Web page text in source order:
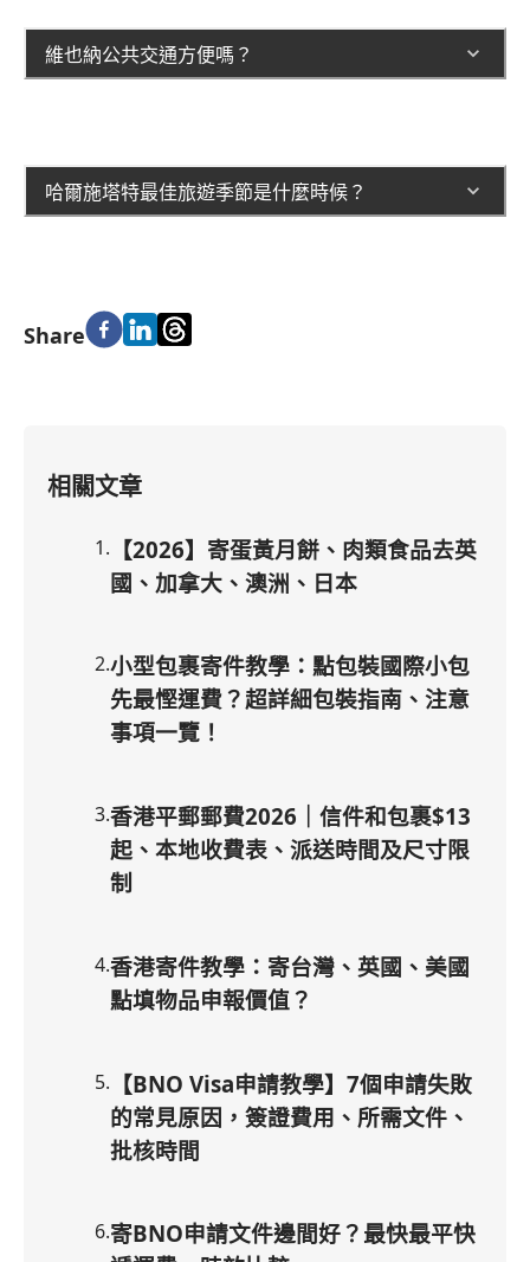
維也納公共交通方便嗎？
哈爾施塔特最佳旅遊季節是什麼時候？
Share
相關文章
1. 【2026】寄蛋黃月餅、肉類食品去英
國、加拿大、澳洲、日本
2.小型包裹寄件教學：點包裝國際小包
先最慳運費？超詳細包裝指南、注意
事項一覽！
3.香港平郵郵費2026｜信件和包裹$13
起、本地收費表、派送時間及尺寸限
制
4.香港寄件教學：寄台灣、英國、美國
點填物品申報價值？
5. 【BNO Visa申請教學】7個申請失敗
的常見原因，簽證費用、所需文件、
批核時間
6.寄BNO申請文件邊間好？最快最平快